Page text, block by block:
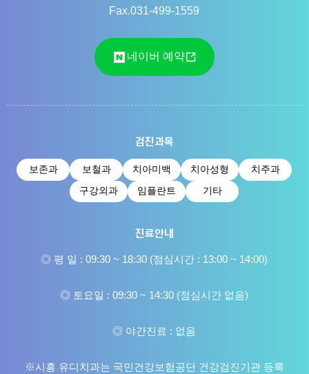
Fax.031-499-1559
네이버 예약
검진과목
보존과 보철과 치아미백 치아성형
치주과
구강외과
임플란트 기타
진료안내
◎ 평 일 : 09:30 ~ 18:30 (점심시간 : 13:00 ~ 14:00)
◎ 토요일 : 09:30 ~ 14:30 (점심시간 없음)
◎ 야간진료 : 없음
※시흥 유디치과는 국민건강보험공단 건강검진기관 등록